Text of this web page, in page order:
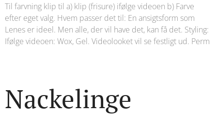
Til farvning klip til a) klip (frisure) ifølge videoen b) Farve
efter eget valg. Hvem passer det til: En ansigtsform som
Lenes er ideel. Men alle, der vil have det, kan få det. Styling:
Ifølge videoen: Wox, Gel. Videolooket vil se festligt ud. Perm
Nackelinge